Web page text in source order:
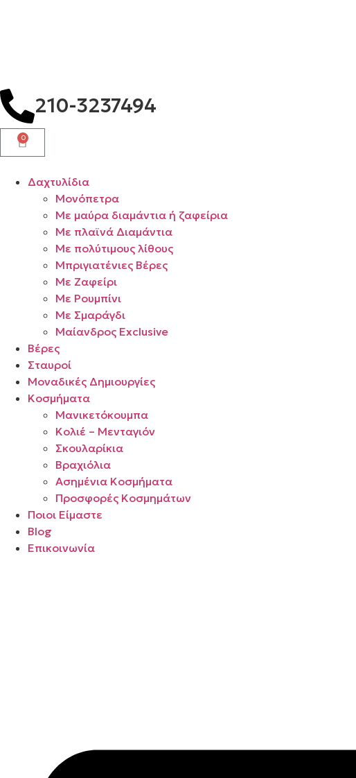
210-3237494
0
Δαχτυλίδια
Μονόπετρα
Mε μαύρα διαμάντια ή ζαφείρια
Mε πλαϊνά Διαμάντια
Mε πολύτιμους λίθους
Μπριγιατένιες Βέρες
Με Ζαφείρι
Με Ρουμπίνι
Με Σμαράγδι
Μαίανδρος Exclusive
Βέρες
Σταυροί
Μοναδικές Δημιουργίες
Κοσμήματα
Μανικετόκουμπα
Κολιέ – Μενταγιόν
Σκουλαρίκια
Βραχιόλια
Ασημένια Κοσμήματα
Προσφορές Κοσμημάτων
Ποιοι Είμαστε
Blog
Επικοινωνία